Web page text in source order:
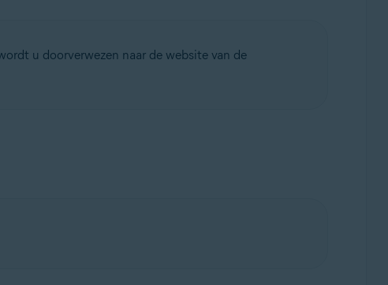
u doorverwezen naar de website van de